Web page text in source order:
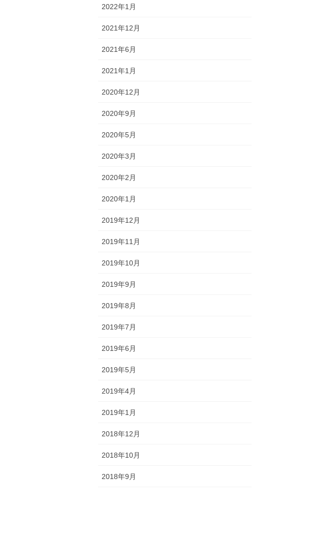
2022年1月
2021年12月
2021年6月
2021年1月
2020年12月
2020年9月
2020年5月
2020年3月
2020年2月
2020年1月
2019年12月
2019年11月
2019年10月
2019年9月
2019年8月
2019年7月
2019年6月
2019年5月
2019年4月
2019年1月
2018年12月
2018年10月
2018年9月